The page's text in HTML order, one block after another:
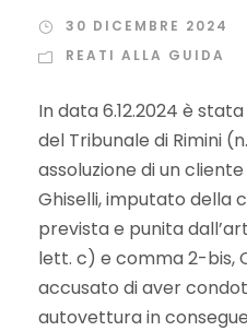
30 DICEMBRE 2024
REATI ALLA GUIDA
In data 6.12.2024 è
del Tribunale di Rimini
assoluzione di un
Ghiselli, imputato della
prevista e punita
lett. c) e comma 2-bis,
accusato di aver
autovettura in